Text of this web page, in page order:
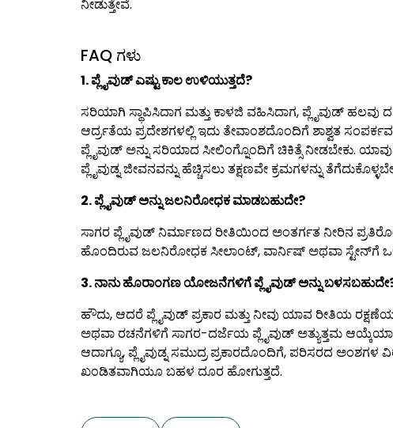
ನೀಡುತ್ತೇವೆ.
FAQ ಗಳು
1. ಪ್ಲೈವುಡ್ ಎಷ್ಟು ಕಾಲ ಉಳಿಯುತ್ತದೆ?
ಸರಿಯಾಗಿ ಸ್ಥಾಪಿಸಿದಾಗ ಮತ್ತು ಕಾಳಜಿ ವಹಿಸಿದಾಗ, ಪ್ಲೈವುಡ್
ಆರ್ದ್ರತೆಯ ಪ್ರದೇಶಗಳಲ್ಲಿ ಇದು ತೇವಾಂಶದೊಂದಿಗೆ ಶಾಶ್ವತ
ಪ್ಲೈವುಡ್ ಅನ್ನು ಸರಿಯಾದ ಸೀಲಿಂಗ್ನೊಂದಿಗೆ ಚಿಕಿತ್ಸೆ ನೀಡಬೇಕು.
ಪ್ಲೈವುಡ್ನ ಜೀವನವನ್ನು ಹೆಚ್ಚಿಸಲು ತಕ್ಷಣವೇ ಕ್ರಮಗಳನ್ನು
2. ಪ್ಲೈವುಡ್ ಅನ್ನು ಜಲನಿರೋಧಕ ಮಾಡಬಹುದೇ?
ಸಾಗರ ಪ್ಲೈವುಡ್ ನಿರ್ಮಾಣದ ರೀತಿಯಿಂದ ಅಂತರ್ಗತ ನೀರಿನ
ಹೊಂದಿರುವ ಜಲನಿರೋಧಕ ಸೀಲಾಂಟ್, ವಾರ್ನಿಷ್ ಅಥವಾ ಸ್ಟೇನ್‌ಗೆ
3. ನಾನು ಹೊರಾಂಗಣ ಯೋಜನೆಗಳಿಗೆ ಪ್ಲೈವುಡ್ ಅನ್ನು
ಹೌದು, ಆದರೆ ಪ್ಲೈವುಡ್ ಪ್ರಕಾರ ಮತ್ತು ನೀವು ಯಾವ ರೀತಿಯ
ಅಥವಾ ರಚನೆಗಳಿಗೆ ಸಾಗರ-ದರ್ಜೆಯ ಪ್ಲೈವುಡ್ ಅತ್ಯುತ್ತಮ
ಆದಾಗ್ಯೂ, ಪ್ಲೈವುಡ್ನ ಸಮುದ್ರ ಪ್ರಕಾರದೊಂದಿಗೆ, ಪರಿಸರದ
ಖಂಡಿತವಾಗಿಯೂ ಬಹಳ ದೂರ ಹೋಗುತ್ತದೆ.